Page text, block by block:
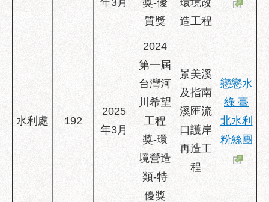
年3月
獎-優
質獎
環境改
造工程
水利處 192
2025
年3月
2024
第一屆
台灣河
川希望
工程
獎-環
境營造
類-特
優獎
景美溪
及指南
溪匯流
口護岸
再造工
程
戀戀水
綠 臺
北水利
粉絲團